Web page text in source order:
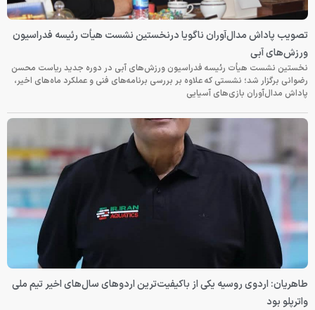
تصویب پاداش مدال‌آوران ناگویا درنخستین نشست هیأت رئیسه فدراسیون
ورزش‌های آبی
نخستین نشست هیأت رئیسه فدراسیون ورزش‌های آبی در دوره جدید ریاست محسن
رضوانی برگزار شد؛ نشستی که علاوه بر بررسی برنامه‌های فنی و عملکرد ماه‌های اخیر،
پاداش مدال‌آوران بازی‌های آسیایی
طاهریان: اردوی روسیه یکی از باکیفیت‌ترین اردوهای سال‌های اخیر تیم ملی
واترپلو بود